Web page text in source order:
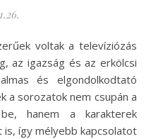
az igazság és az erkölcsi
és elgondolkodtató
a sorozatok nem csupán a
hanem a karakterek
így mélyebb kapcsolatot